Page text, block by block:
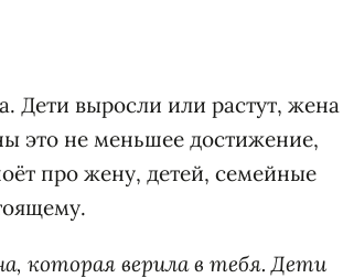
Дети выросли или растут, жена
это не меньшее достижение,
про жену, детей, семейные
которая верила в тебя. Дети